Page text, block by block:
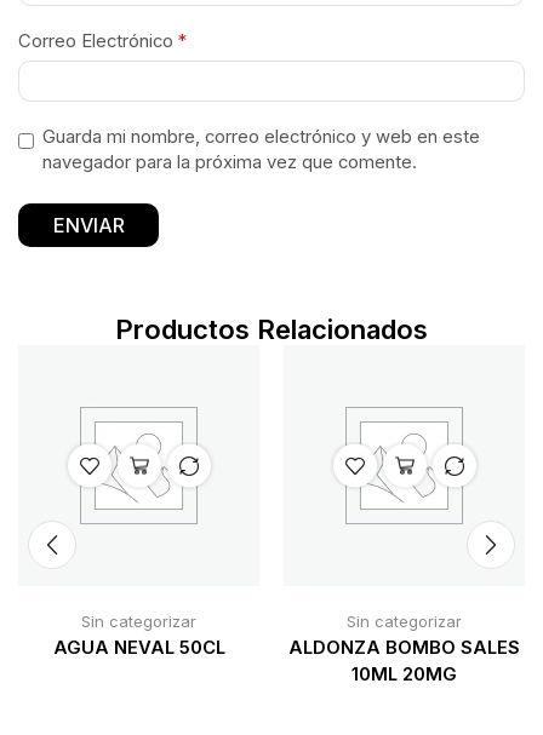
Correo Electrónico *
Guarda mi nombre, correo electrónico y web en este
navegador para la próxima vez que comente.
Productos Relacionados
Sin categorizar
AGUA NEVAL 50CL
Sin categorizar
ALDONZA BOMBO SALES
10ML 20MG